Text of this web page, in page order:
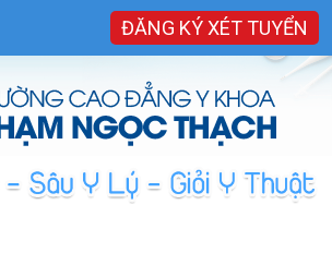
ĐĂNG KÝ XÉT TUYỂN